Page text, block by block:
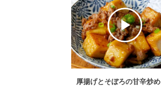
厚揚げとそぼろの甘辛炒め